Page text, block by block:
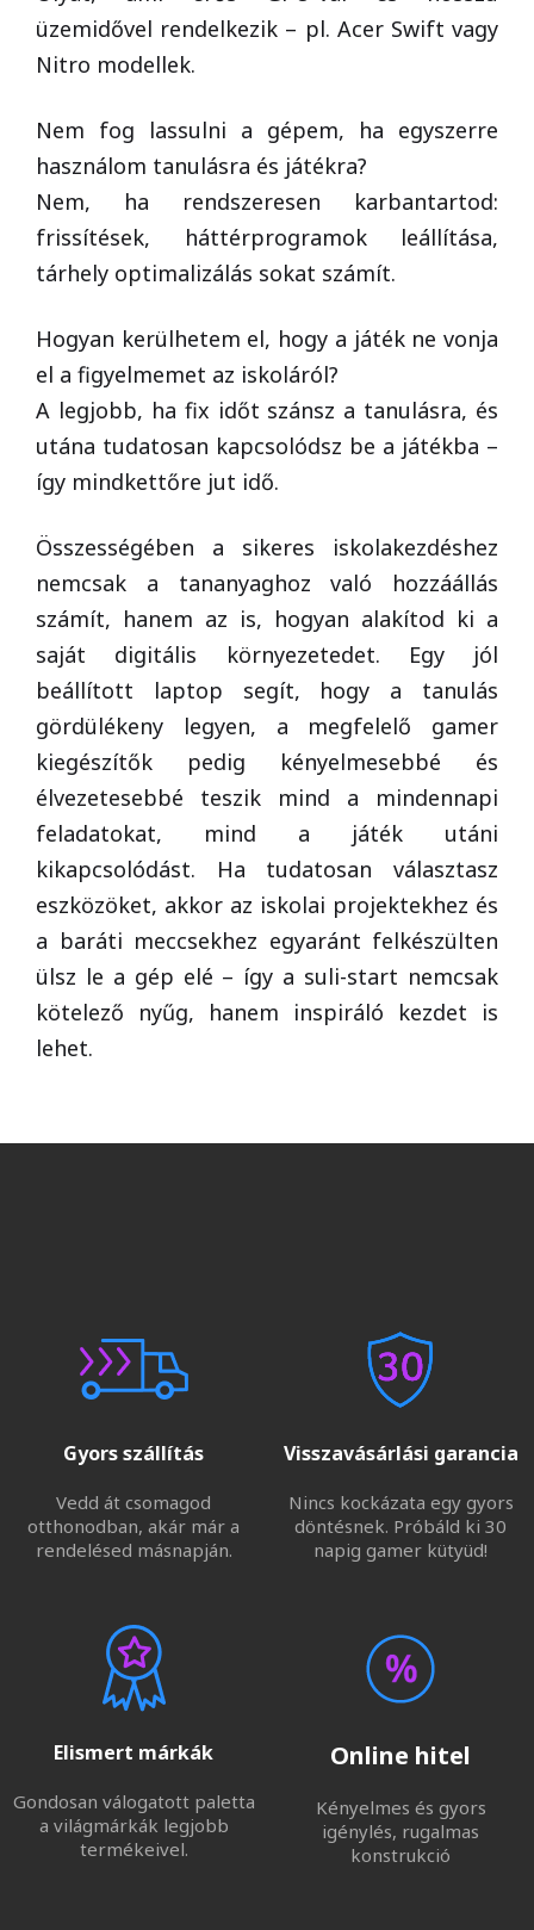
üzemidővel rendelkezik – pl. Acer Swift vagy
Nitro modellek.
Nem fog lassulni a gépem, ha egyszerre
használom tanulásra és játékra?
Nem, ha rendszeresen karbantartod:
frissítések, háttérprogramok leállítása,
tárhely optimalizálás sokat számít.
Hogyan kerülhetem el, hogy a játék ne vonja
el a figyelmemet az iskoláról?
A legjobb, ha fix időt szánsz a tanulásra, és
utána tudatosan kapcsolódsz be a játékba –
így mindkettőre jut idő.
Összességében a sikeres iskolakezdéshez
nemcsak a tananyaghoz való hozzáállás
számít, hanem az is, hogyan alakítod ki a
saját digitális környezetedet. Egy jól
beállított laptop segít, hogy a tanulás
gördülékeny legyen, a megfelelő gamer
kiegészítők pedig kényelmesebbé és
élvezetesebbé teszik mind a mindennapi
feladatokat, mind a játék utáni
kikapcsolódást. Ha tudatosan választasz
eszközöket, akkor az iskolai projektekhez és
a baráti meccsekhez egyaránt felkészülten
ülsz le a gép elé – így a suli-start nemcsak
kötelező nyűg, hanem inspiráló kezdet is
lehet.
Gyors szállítás
Vedd át csomagod
otthonodban, akár már a
rendelésed másnapján.
Visszavásárlási garancia
Nincs kockázata egy gyors
döntésnek. Próbáld ki 30
napig gamer kütyüd!
Elismert márkák
Gondosan válogatott paletta
a világmárkák legjobb
termékeivel.
Online hitel
Kényelmes és gyors
igénylés, rugalmas
konstrukció